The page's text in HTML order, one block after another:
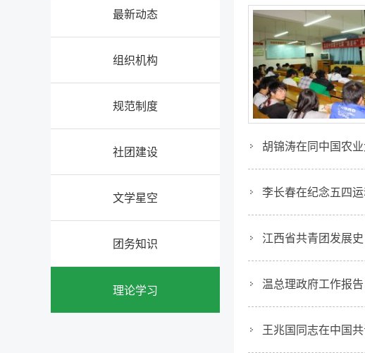
最新动态
组织机构
规范制度
社团建设
文学星空
团务知识
理论学习
胡锦涛在同中国农
李长春在纪念五四
江西省共青团发展史
温总理政府工作报
王兆国同志在中国